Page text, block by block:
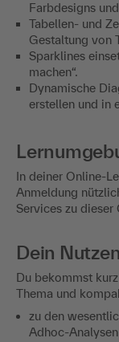
Farbdesigns
Tabellen- und
Gestaltung von
Sparklines
machen“.
Dynamische
erstellen und in
In deiner Online-
Anmeldung
Services zu
Dein Nutzen
Du bekommst
Thema und
zu den
Adhoc-